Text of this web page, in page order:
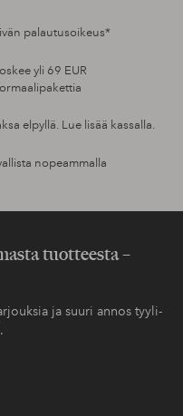
palautusoikeus*
yli 69 EUR
elpyllä. Lue lisää kassalla.
nopeammalla
tuotteesta –
ja suuri annos tyyli-